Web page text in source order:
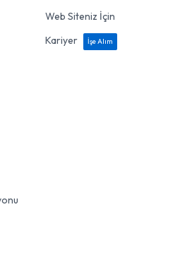
Web Siteniz İçin
Kariyer
İşe Alım